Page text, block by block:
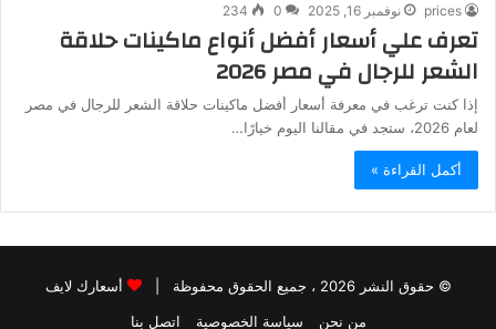
prices نوفمبر 16, 2025 0
234
تعرف علي أسعار أفضل أنواع ماكينات حلاقة
الشعر للرجال في مصر 2026
إذا كنت ترغب في معرفة أسعار أفضل ماكينات حلاقة الشعر للرجال في مصر
لعام 2026، ستجد في مقالنا اليوم خيارًا…
أكمل القراءة »
© حقوق النشر 2026 ، جميع الحقوق محفوظة |
أسعارك لايف
من نحن
سياسة الخصوصية اتصل بنا